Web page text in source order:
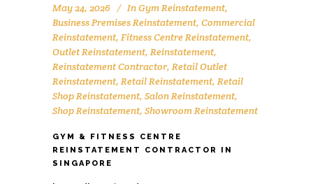
May 24, 2026 InGym Reinstatement,
Business Premises Reinstatement, Commercial
Reinstatement, Fitness Centre Reinstatement,
Outlet Reinstatement, Reinstatement,
Reinstatement Contractor, Retail Outlet
Reinstatement, Retail Reinstatement, Retail
Shop Reinstatement, Salon Reinstatement,
Shop Reinstatement, Showroom Reinstatement
GYM & FITNESS CENTRE
REINSTATEMENT CONTRACTOR IN
SINGAPORE